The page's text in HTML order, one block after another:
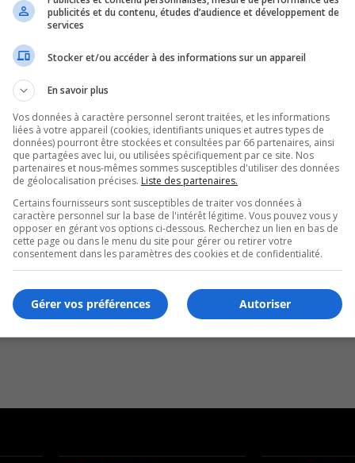
publicités et du contenu, études d’audience et développement de
services
Stocker et/ou accéder à des informations sur un appareil
En savoir plus
Vos données à caractère personnel seront traitées, et les informations
liées à votre appareil (cookies, identifiants uniques et autres types de
données) pourront être stockées et consultées par 66 partenaires, ainsi
que partagées avec lui, ou utilisées spécifiquement par ce site. Nos
partenaires et nous-mêmes sommes susceptibles d'utiliser des données
de géolocalisation précises. Liste des partenaires.
Certains fournisseurs sont susceptibles de traiter vos données à
caractère personnel sur la base de l'intérêt légitime. Vous pouvez vous y
opposer en gérant vos options ci-dessous. Recherchez un lien en bas de
cette page ou dans le menu du site pour gérer ou retirer votre
consentement dans les paramètres des cookies et de confidentialité.
Autoriser
Gérer vos préférences